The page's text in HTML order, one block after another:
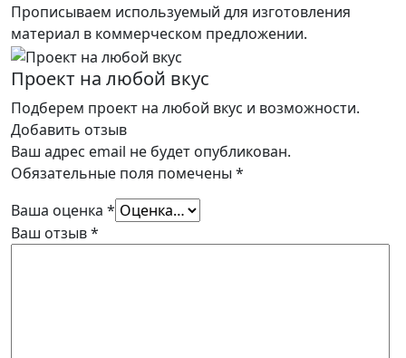
Прописываем используемый для изготовления
материал в коммерческом предложении.
Проект на любой вкус
Подберем проект на любой вкус и возможности.
Добавить отзыв
Ваш адрес email не будет опубликован.
Обязательные поля помечены *
Ваша оценка *
Ваш отзыв*